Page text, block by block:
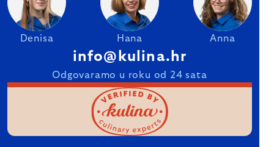
Denisa Hana Anna
info@kulina.hr
Odgovaramo u roku od 24 sata